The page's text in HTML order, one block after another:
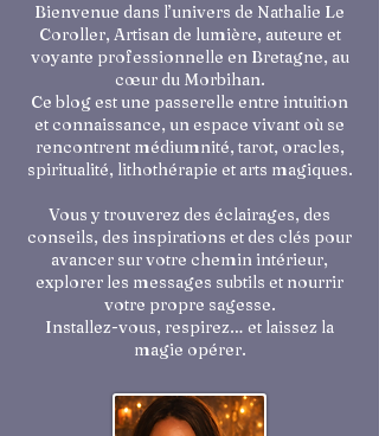
Bienvenue dans l’univers de Nathalie Le
Coroller, Artisan de lumière, auteure et
voyante professionnelle en Bretagne, au
cœur du Morbihan.
Ce blog est une passerelle entre intuition
et connaissance, un espace vivant où se
rencontrent médiumnité, tarot, oracles,
spiritualité, lithothérapie et arts magiques.
Vous y trouverez des éclairages, des
conseils, des inspirations et des clés pour
avancer sur votre chemin intérieur,
explorer les messages subtils et nourrir
votre propre sagesse.
Installez-vous, respirez… et laissez la
magie opérer.